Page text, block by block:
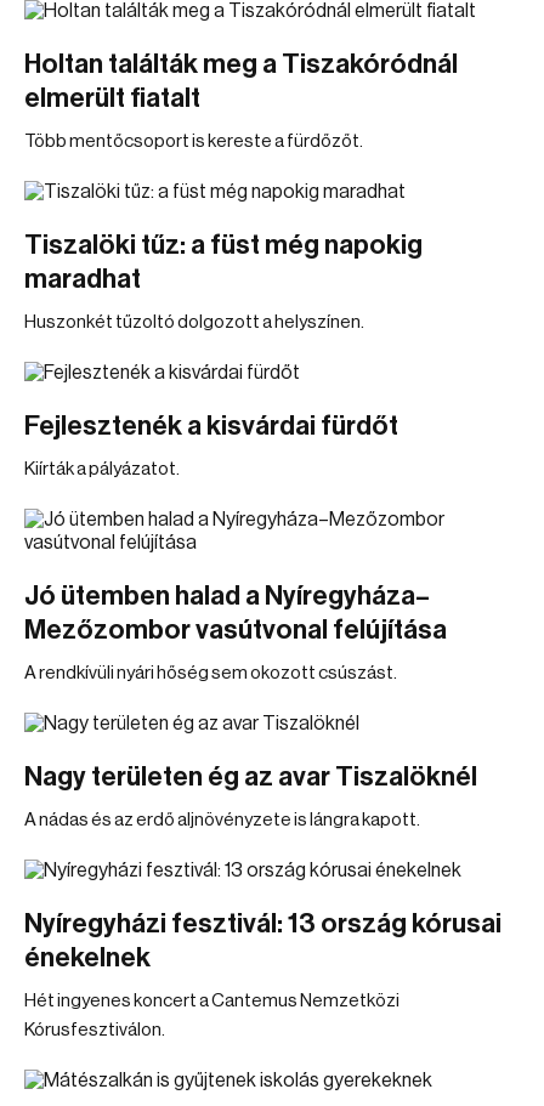
Holtan találták meg a Tiszakóródnál
elmerült fiatalt
Több mentőcsoport is kereste a fürdőzőt.
Tiszalöki tűz: a füst még napokig
maradhat
Huszonkét tűzoltó dolgozott a helyszínen.
Fejlesztenék a kisvárdai fürdőt
Kiírták a pályázatot.
Jó ütemben halad a Nyíregyháza–
Mezőzombor vasútvonal felújítása
A rendkívüli nyári hőség sem okozott csúszást.
Nagy területen ég az avar Tiszalöknél
A nádas és az erdő aljnövényzete is lángra kapott.
Nyíregyházi fesztivál: 13 ország kórusai
énekelnek
Hét ingyenes koncert a Cantemus Nemzetközi
Kórusfesztiválon.